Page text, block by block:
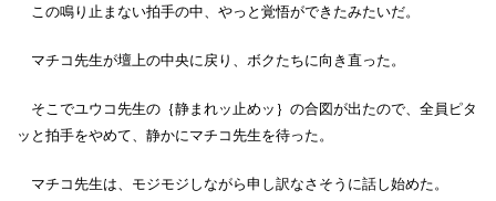
この鳴り止まない拍手の中、やっと覚悟ができたみたいだ。
マチコ先生が壇上の中央に戻り、ボクたちに向き直った。
そこでユウコ先生の｛静まれッ止めッ｝の合図が出たので、全員ピタ
ッと拍手をやめて、静かにマチコ先生を待った。
マチコ先生は、モジモジしながら申し訳なさそうに話し始めた。